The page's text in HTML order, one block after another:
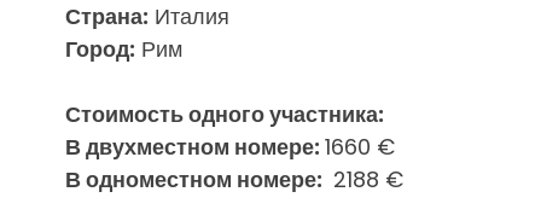
Страна: Италия
Город: ​​​​Рим
Стоимость одного участника:
В двухместном номере: 1660 €
В одноместном номере: 2188 €